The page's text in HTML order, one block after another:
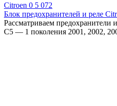
Citroen 0 5 072
Блок предохранителей и реле
Рассматриваем предохранители
C5 — 1 поколения 2001, 2002,